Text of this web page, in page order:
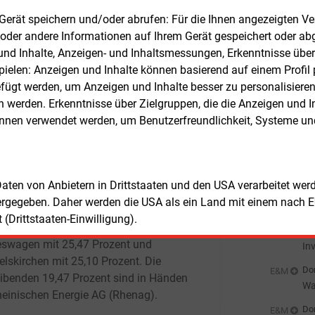
speichern und/oder abrufen: Für die Ihnen angezeigten
andere Informationen auf Ihrem Gerät gespeichert oder
Inhalte, Anzeigen- und Inhaltsmessungen, Erkenntnisse
Anzeigen und Inhalte können basierend auf einem Profil
werden, um Anzeigen und Inhalte besser zu
werden. Erkenntnisse über Zielgruppen, die die Anzeigen und
verwendet werden, um Benutzerfreundlichkeit, Systeme
von Anbietern in Drittstaaten und den USA verarbeitet
Daher werden die USA als ein Land mit einem nach
(Drittstaaten-Einwilligung).
bestimmen, erwachsen
Festlegungen nach dem
(GEG) Verpflichtungen.
sieht ihre Aufgabe auch darin, mit
Consulting vor Ort regelmäßig
Fortschritte der Wärmeplanung zu
BEW sind die drei Städte wie folgt
Wipperfürth mit 29,96 Prozent,
mit 25,47 Prozent und
mit 25,10 Prozent. Die
19,47 Prozent sind in Händen
Energie AG (Rhenag).
E&M
zu
E&M
E&M
E&M